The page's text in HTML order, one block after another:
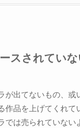
スされてい
が出てないもの、
作品を上げてくれ
では売られていな